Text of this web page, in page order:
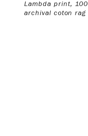
Lambda print,
archival coton